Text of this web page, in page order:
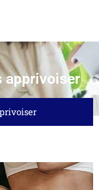
apprivoiser